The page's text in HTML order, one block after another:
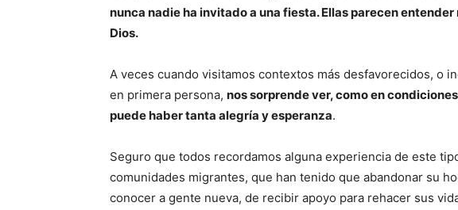
nunca nadie ha invitado a una fiesta. Ellas parecen
Dios.
A veces cuando visitamos contextos más desfavorecidos, o
en primera persona, nos sorprende ver, como en
puede haber tanta alegría y esperanza.
Seguro que todos recordamos alguna experiencia de este
comunidades migrantes, que han tenido que abandonar su
conocer a gente nueva, de recibir apoyo para rehacer sus